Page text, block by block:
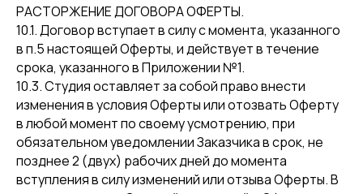
РАСТОРЖЕНИЕ ДОГОВОРА ОФЕРТЫ.
10.1. Договор вступает в силу с момента, указанного
в п.5 настоящей Оферты, и действует в течение
срока, указанного в Приложении №1.
10.3. Студия оставляет за собой право внести
изменения в условия Оферты или отозвать Оферту
в любой момент по своему усмотрению, при
обязательном уведомлении Заказчика в срок, не
позднее 2 (двух) рабочих дней до момента
вступления в силу изменений или отзыва Оферты. В